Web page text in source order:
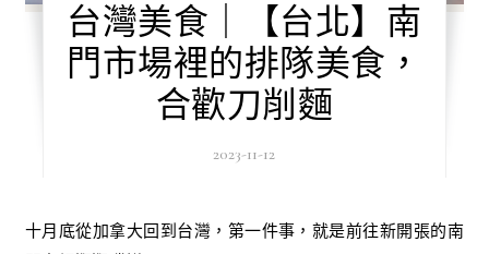
台灣美食｜【台北】南
門市場裡的排隊美食，
合歡刀削麵
2023-11-12
十月底從加拿大回到台灣，第一件事，就是前往新開張的南